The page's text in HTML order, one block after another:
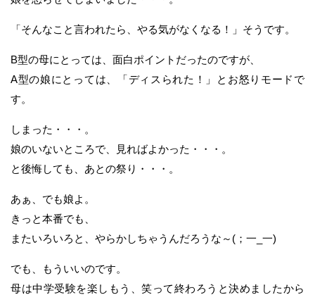
「そんなこと言われたら、やる気がなくなる！」そうです。
B型の母にとっては、面白ポイントだったのですが、
A型の娘にとっては、「ディスられた！」とお怒りモードで
す。
しまった・・・。
娘のいないところで、見ればよかった・・・。
と後悔しても、あとの祭り・・・。
あぁ、でも娘よ。
きっと本番でも、
またいろいろと、やらかしちゃうんだろうな～(；一_一)
でも、もういいのです。
母は中学受験を楽しもう、笑って終わろうと決めましたから